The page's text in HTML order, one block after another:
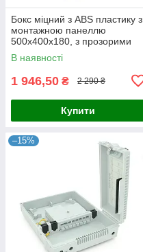
Бокс міцний з ABS пластику з
монтажною панеллю
500х400х180, з прозорими
дверцятами, IP65
В наявності
1 946,50 ₴ 2 290 ₴
Купити
–15%